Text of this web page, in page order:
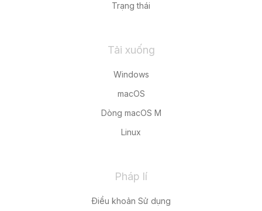
Trạng thái
Tải xuống
Windows
macOS
Dòng macOS M
Linux
Pháp lí
Điều khoản Sử dụng